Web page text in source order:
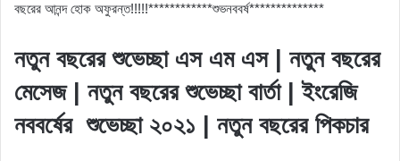
বছরের আনন্দ হোক অফুরন্ত!!!!!************শুভনববর্ষ**************
নতুন বছরের শুভেচ্ছা এস এম এস | নতুন বছরের
মেসেজ | নতুন বছরের শুভেচ্ছা বার্তা | ইংরেজি
নববর্ষের শুভেচ্ছা ২০২১ | নতুন বছরের পিকচার